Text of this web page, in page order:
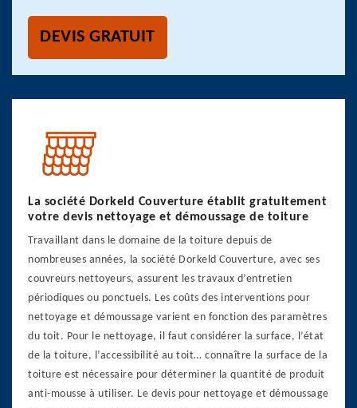
DEVIS GRATUIT
La société Dorkeld Couverture établit gratuitement
votre devis nettoyage et démoussage de toiture
Travaillant dans le domaine de la toiture depuis de
nombreuses années, la société Dorkeld Couverture, avec ses
couvreurs nettoyeurs, assurent les travaux d’entretien
périodiques ou ponctuels. Les coûts des interventions pour
nettoyage et démoussage varient en fonction des paramètres
du toit. Pour le nettoyage, il faut considérer la surface, l’état
de la toiture, l’accessibilité au toit… connaître la surface de la
toiture est nécessaire pour déterminer la quantité de produit
anti-mousse à utiliser. Le devis pour nettoyage et démoussage